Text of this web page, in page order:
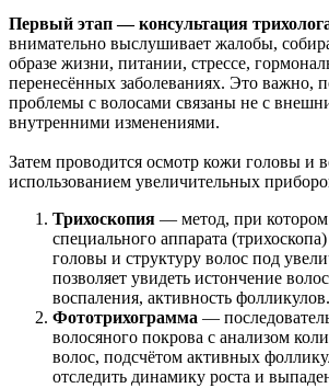
Первый этап — консультация
внимательно выслушивает жалобы,
образе жизни, питании, стрессе,
перенесённых заболеваниях. Это важно,
проблемы с волосами связаны не с
внутренними изменениями.
Затем проводится осмотр кожи головы и
использованием увеличительных
Трихоскопия — метод, при
специального аппарата
головы и структуру волос под
позволяет увидеть истончение
воспаления, активность фолликулов.
Фототрихограмма —
волосяного покрова с анализом
волос, подсчётом активных
отследить динамику роста и